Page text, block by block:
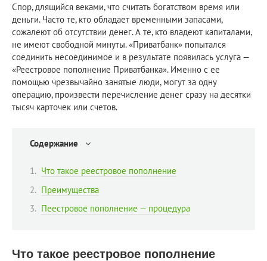
Спор, длящийся веками, что считать богатством время или
деньги. Часто те, кто обладает временными запасами,
сожалеют об отсутствии денег. А те, кто владеют капиталами,
не имеют свободной минуты. «Приватбанк» попытался
соединить несоединимое и в результате появилась услуга —
«Реестровое пополнение Приватбанка». Именно с ее
помощью чрезвычайно занятые люди, могут за одну
операцию, произвести перечисление денег сразу на десятки
тысяч карточек или счетов.
Содержание
Что такое реестровое пополнение
Преимущества
Пеестровое пополнение — процедура
Что такое реестровое пополнение